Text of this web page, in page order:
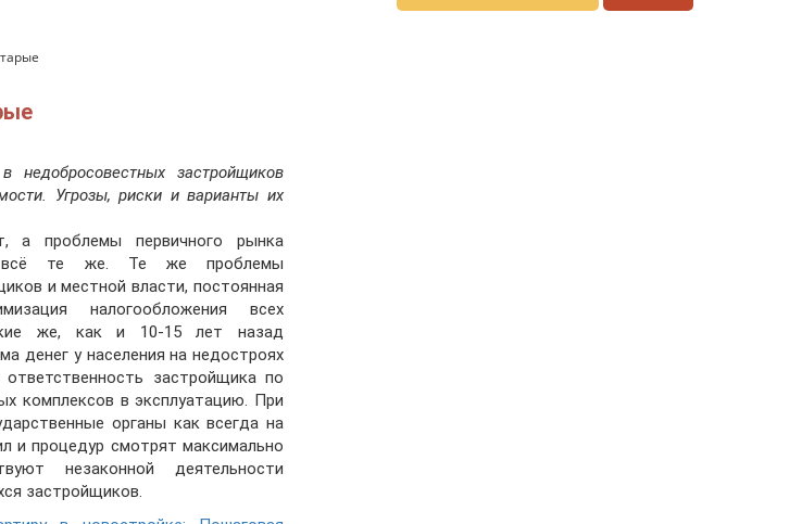
недобросовестных застройщиков
Угрозы, риски и варианты их
а проблемы первичного рынка
всё те же. Те же проблемы
и местной власти, постоянная
налогообложения всех
же, как и 10-15 лет назад
денег у населения на недостроях
застройщика по
комплексов в эксплуатацию. При
органы как всегда на
и процедур смотрят максимально
незаконной деятельности
застройщиков.